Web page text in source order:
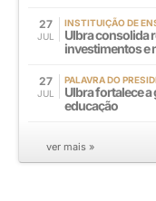
27
JUL
INSTITUIÇÃO DE
Ulbra consolida
investimentos e
27
JUL
PALAVRA DO
Ulbra fortalece
educação
ver mais »